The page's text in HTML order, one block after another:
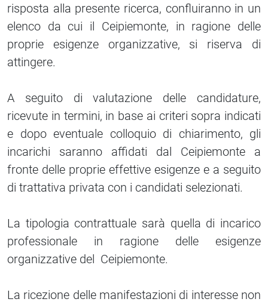
risposta alla presente ricerca, confluiranno in un
elenco da cui il Ceipiemonte, in ragione delle
proprie esigenze organizzative, si riserva di
attingere.
A seguito di valutazione delle candidature,
ricevute in termini, in base ai criteri sopra indicati
e dopo eventuale colloquio di chiarimento, gli
incarichi saranno affidati dal Ceipiemonte a
fronte delle proprie effettive esigenze e a seguito
di trattativa privata con i candidati selezionati.
La tipologia contrattuale sarà quella di incarico
professionale in ragione delle esigenze
organizzative del Ceipiemonte.
La ricezione delle manifestazioni di interesse non